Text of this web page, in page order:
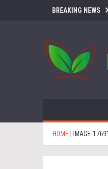
BREAKING NEWS
HOME IMAGE-